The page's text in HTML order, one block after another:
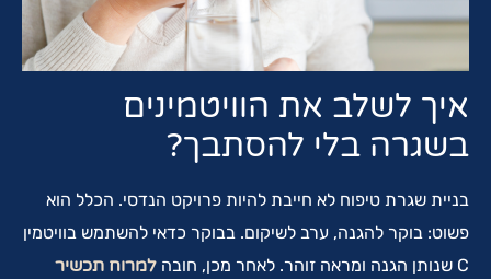
איך לשלב את הוויטמינים
בשגרה בלי להסתבך?
בניית שגרת טיפוח לא חייבת להיות פרויקט הנדסי. הכלל הוא
פשוט: בוקר להגנה, ערב לשיקום. בבוקר כדאי להשתמש בוויטמין
C שנותן הגנה ומראה זוהר. לאחר מכן, חובה
למרוח תכשיר